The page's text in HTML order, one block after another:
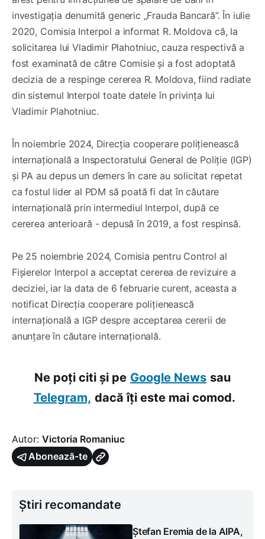
investigația denumită generic „Frauda Bancară”. În iulie
2020, Comisia Interpol a informat R. Moldova că, la
solicitarea lui Vladimir Plahotniuc, cauza respectivă a
fost examinată de către Comisie și a fost adoptată
decizia de a respinge cererea R. Moldova, fiind radiate
din sistemul Interpol toate datele în privința lui
Vladimir Plahotniuc.
În noiembrie 2024, Direcția cooperare polițienească
internațională a Inspectoratului General de Poliție (IGP)
și PA au depus un demers în care au solicitat repetat
ca fostul lider al PDM să poată fi dat în căutare
internațională prin intermediul Interpol, după ce
cererea anterioară - depusă în 2019, a fost respinsă.
Pe 25 noiembrie 2024, Comisia pentru Control al
Fișierelor Interpol a acceptat cererea de revizuire a
deciziei, iar la data de 6 februarie curent, aceasta a
notificat Direcția cooperare polițienească
internațională a IGP despre acceptarea cererii de
anunțare în căutare internațională.
Ne poți citi și pe Google News sau
Telegram, dacă îți este mai comod.
Autor: Victoria Romaniuc
Abonează-te
Știri recomandate
Ștefan Eremia de la AIPA,